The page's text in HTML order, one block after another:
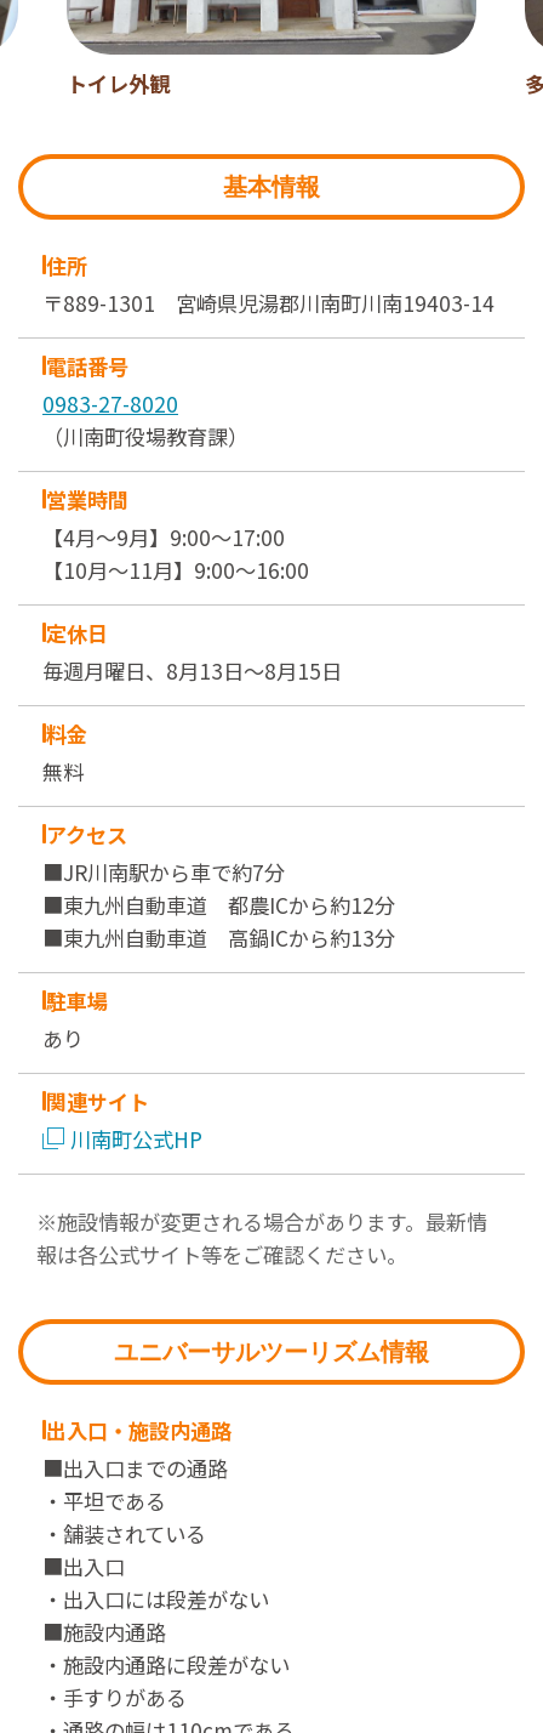
トイレ外観
基本情報
住所
〒889-1301 宮崎県児湯郡川南町川南19403-14
電話番号
0983-27-8020
（川南町役場教育課）
営業時間
【4月～9月】9:00～17:00
【10月～11月】9:00～16:00
定休日
毎週月曜日、8月13日～8月15日
料金
無料
アクセス
■JR川南駅から車で約7分
■東九州自動車道 都農ICから約12分
■東九州自動車道 高鍋ICから約13分
駐車場
あり
関連サイト
川南町公式HP
※施設情報が変更される場合があります。最新情
報は各公式サイト等をご確認ください。
ユニバーサルツーリズム情報
出入口・施設内通路
■出入口までの通路
・平坦である
・舗装されている
■出入口
・出入口には段差がない
■施設内通路
・施設内通路に段差がない
・手すりがある